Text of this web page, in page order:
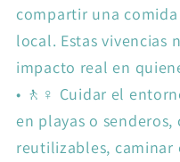
compartir una
local. Estas vivencias
impacto real en
• 🚶♀️ Cuidar el
en playas o
reutilizables, caminar